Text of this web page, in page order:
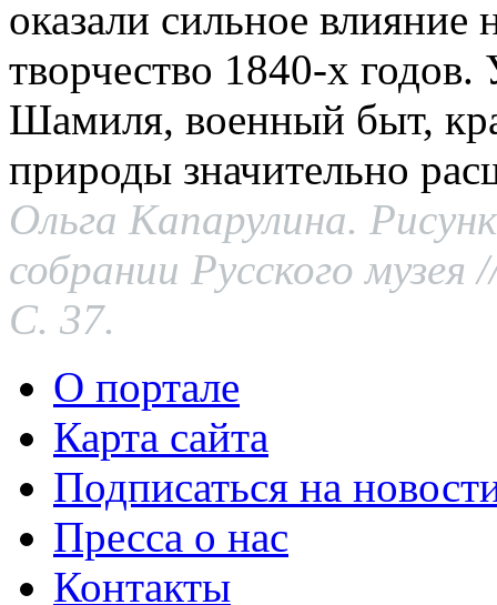
оказали сильное влияние
творчество 1840-х
Шамиля, военный быт,
природы значительно
Ольга Капарулина.
собрании Русского
С. 37.
О портале
Карта сайта
Подписаться на
Пресса о нас
Контакты